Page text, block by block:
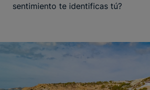
sentimiento te identificas tú?